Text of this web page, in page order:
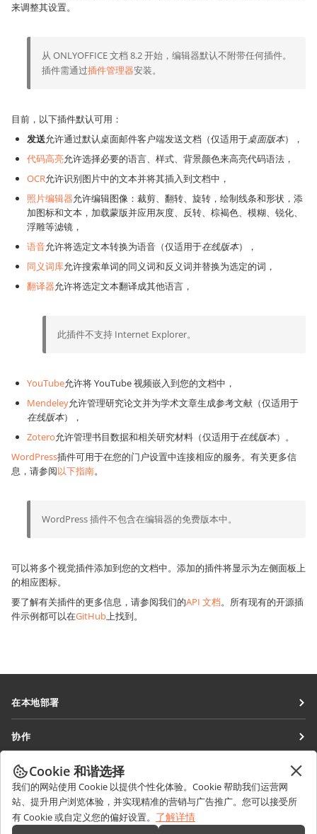
来调整其设置。
从 ONLYOFFICE 文档 8.2 开始，编辑器默认不附带任何插件。
插件需通过插件管理器安装。
目前，以下插件默认可用：
发送允许通过默认桌面邮件客户端发送文档（仅适用于桌面版本），
代码高亮允许选择必要的语言、样式、背景颜色来高亮代码语法，
OCR允许识别图片中的文本并将其插入到文档中，
照片编辑器允许编辑图像：裁剪、翻转、旋转，绘制线条和形状，添
加图标和文本，加载蒙版并应用灰度、反转、棕褐色、模糊、锐化、
浮雕等滤镜，
语音允许将选定文本转换为语音（仅适用于在线版本），
同义词库允许搜索单词的同义词和反义词并替换为选定的词，
翻译器允许将选定文本翻译成其他语言，
此插件不支持 Internet Explorer。
YouTube允许将 YouTube 视频嵌入到您的文档中，
Mendeley允许管理研究论文并为学术文章生成参考文献（仅适用于
在线版本），
Zotero允许管理书目数据和相关研究材料（仅适用于在线版本）。
WordPress插件可用于在您的门户设置中连接相应的服务。有关更多信
息，请参阅以下指南。
WordPress 插件不包含在编辑器的免费版本中。
可以将多个视觉插件添加到您的文档中。添加的插件将显示为左侧面板上
的相应图标。
要了解有关插件的更多信息，请参阅我们的API 文档。所有现有的开源插
件示例都可以在GitHub上找到。
在本地部署
协作空间
工作区
连接器
桌面应用程序
协作
针对翻译人员
针对博主
职位空缺
获取最新资讯
博客
获取帮助
论坛
Cookie 和谐选择
我们的网站使用 Cookie 以提供个性化体验。Cookie 帮助我们运营网
站、提升用户浏览体验，并实现精准的营销与广告推广。您可以接受所
有 Cookie 或自定义您的偏好设置。 了解详情